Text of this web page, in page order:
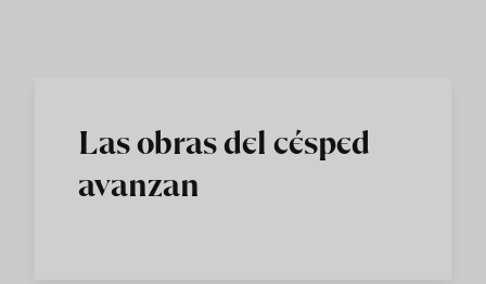
Las obras del césped
avanzan